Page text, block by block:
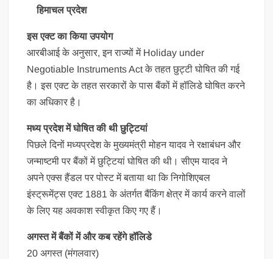
हिमाचल प्रदेश
इस एक्ट का किया उपयोग
आरबीआई के अनुसार, इन राज्यों में Holiday under
Negotiable Instruments Act के तहत छुट्टी घोषित की गई
है। इस एक्‍ट के तहत सरकारों के पास बैंकों में हॉलिडे घोषित करने
का अधिकार है।
मध्य प्रदेश में घोषित की थी छुट्टियां
पिछले दिनों मध्‍यप्रदेश के मुख्‍यमंत्री मोहन यादव ने रक्षाबंधन और
जन्‍माष्‍टमी पर बैंकों में छुट्टियां घोषित की थी। सीएम यादव ने
अपने एक्‍स हैंडल पर पोस्ट में बताया था कि निगोशिएबल
इंस्ट्रूमेंट्स एक्ट 1881 के अंतर्गत बैंकिंग क्षेत्र में कार्य करने वालों
के लिए यह अवकाश स्वीकृत किए गए हैं।
अगस्त में बैंकों में और कब रहेंगे हॉलिडे
20 अगस्त (मंगलवार)